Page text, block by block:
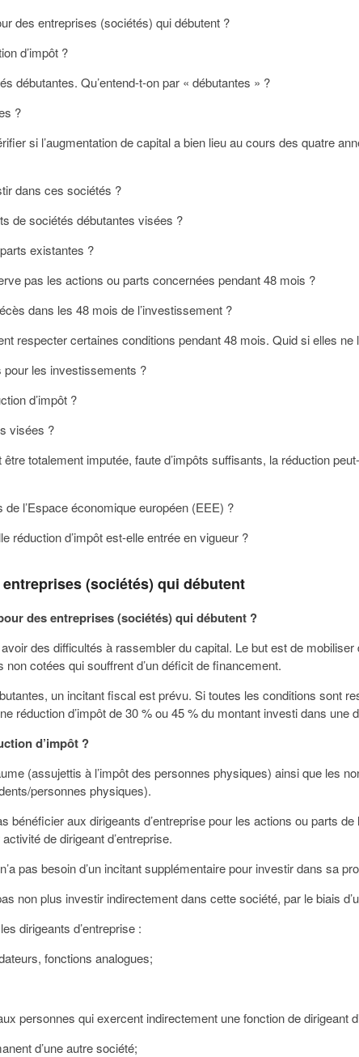
des entreprises (sociétés) qui débutent ?
d’impôt ?
débutantes. Qu’entend-t-on par « débutantes » ?
?
si l’augmentation de capital a bien lieu au cours des quatre
dans ces sociétés ?
de sociétés débutantes visées ?
existantes ?
pas les actions ou parts concernées pendant 48 mois ?
dans les 48 mois de l’investissement ?
respecter certaines conditions pendant 48 mois. Quid si elles
les investissements ?
d’impôt ?
visées ?
être totalement imputée, faute d’impôts suffisants, la réduction
l’Espace économique européen (EEE) ?
réduction d’impôt est-elle entrée en vigueur ?
(sociétés) qui débutent
des entreprises (sociétés) qui débutent ?
des difficultés à rassembler du capital. Le but est de
cotées qui souffrent d’un déficit de financement.
un incitant fiscal est prévu. Si toutes les conditions sont
réduction d’impôt de 30 % ou 45 % du montant investi dans une
d’impôt ?
(assujettis à l’impôt des personnes physiques) ainsi que les
personnes physiques).
bénéficier aux dirigeants d’entreprise pour les actions ou parts
de dirigeant d’entreprise.
pas besoin d’un incitant supplémentaire pour investir dans sa
non plus investir indirectement dans cette société, par le biais
dirigeants d’entreprise :
fonctions analogues;
personnes qui exercent indirectement une fonction de dirigeant
d’une autre société;